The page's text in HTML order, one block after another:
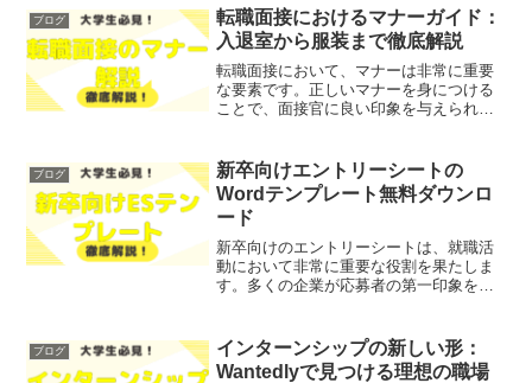
トンこの記事は次...
ブログ
転職面接におけるマナーガイド：
入退室から服装まで徹底解説
転職面接において、マナーは非常に重要
な要素です。正しいマナーを身につける
ことで、面接官に良い印象を与えられま
お悩みではないでしょうか？そこで今回
は、転職面接におけるマナ...
ブログ
新卒向けエントリーシートの
Wordテンプレート無料ダウンロ
ード
新卒向けのエントリーシートは、就職活
動において非常に重要な役割を果たしま
す。多くの企業が応募者の第一印象を判
か」「どのように作成すればよいのか」
といった疑問を抱えている方...
ブログ
インターンシップの新しい形：
Wantedlyで見つける理想の職場